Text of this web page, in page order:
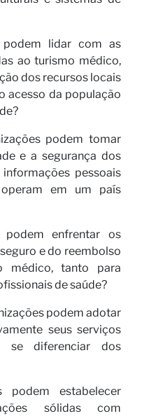
podem lidar com as
ao turismo médico,
dos recursos locais
acesso da população
podem tomar
e a segurança dos
pessoais
em um país
podem enfrentar os
e do reembolso
médico, tanto para
de saúde?
podem adotar
seus serviços
diferenciar dos
podem estabelecer
sólidas com